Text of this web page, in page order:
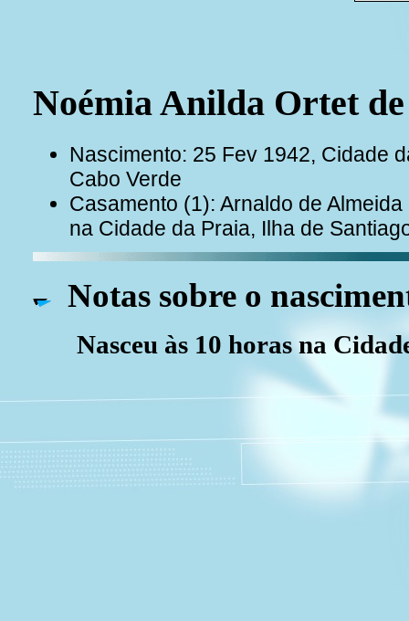
Noémia Anilda Ortet
Nascimento: 25 Fev 1942, Cidade
Cabo Verde
Casamento (1): Arnaldo de
na Cidade da Praia, Ilha de
Notas sobre o
Nasceu às 10 horas na